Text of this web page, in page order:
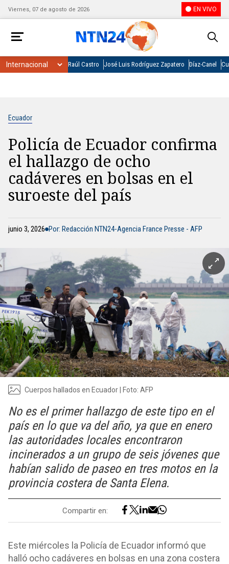
Viernes, 07 de agosto de 2026 EN VIVO
Raúl Castro José Luis Rodríguez Zapatero Díaz-Canel
Ecuador
Policía de Ecuador confirma
el hallazgo de ocho
cadáveres en bolsas en el
suroeste del país
junio 3, 2026 Por: Redacción NTN24-Agencia France Presse - AFP
Cuerpos hallados en Ecuador | Foto: AFP
No es el primer hallazgo de este tipo en el
país en lo que va del año, ya que en enero
las autoridades locales encontraron
incinerados a un grupo de seis jóvenes que
habían salido de paseo en tres motos en la
provincia costera de Santa Elena.
Compartir en:
Este miércoles la Policía de Ecuador informó que
halló ocho cadáveres en bolsas en una zona costera